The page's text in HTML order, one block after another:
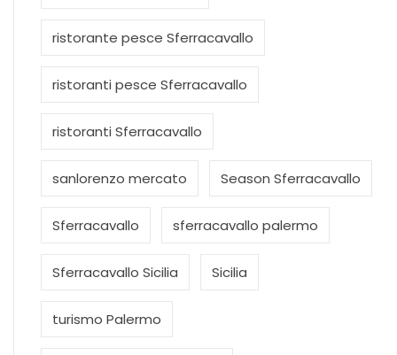
ristorante pesce Sferracavallo
ristoranti pesce Sferracavallo
ristoranti Sferracavallo
sanlorenzo mercato Season Sferracavallo
Sferracavallo sferracavallo palermo
Sferracavallo Sicilia Sicilia
turismo Palermo